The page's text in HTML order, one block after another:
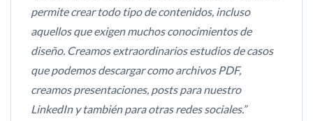
permite crear todo tipo de contenidos, incluso
aquellos que exigen muchos conocimientos de
diseño. Creamos extraordinarios estudios de casos
que podemos descargar como archivos PDF,
creamos presentaciones, posts para nuestro
LinkedIn y también para otras redes sociales.”